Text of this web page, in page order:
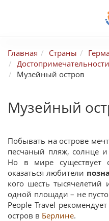
Главная Страны
Музейный остров
Музейный
Побывать на острове
песчаный пляж, солнце и
Но в мире существует
оказаться любители
кого шесть
одной площади – не
People Travel
остров в Берлине.